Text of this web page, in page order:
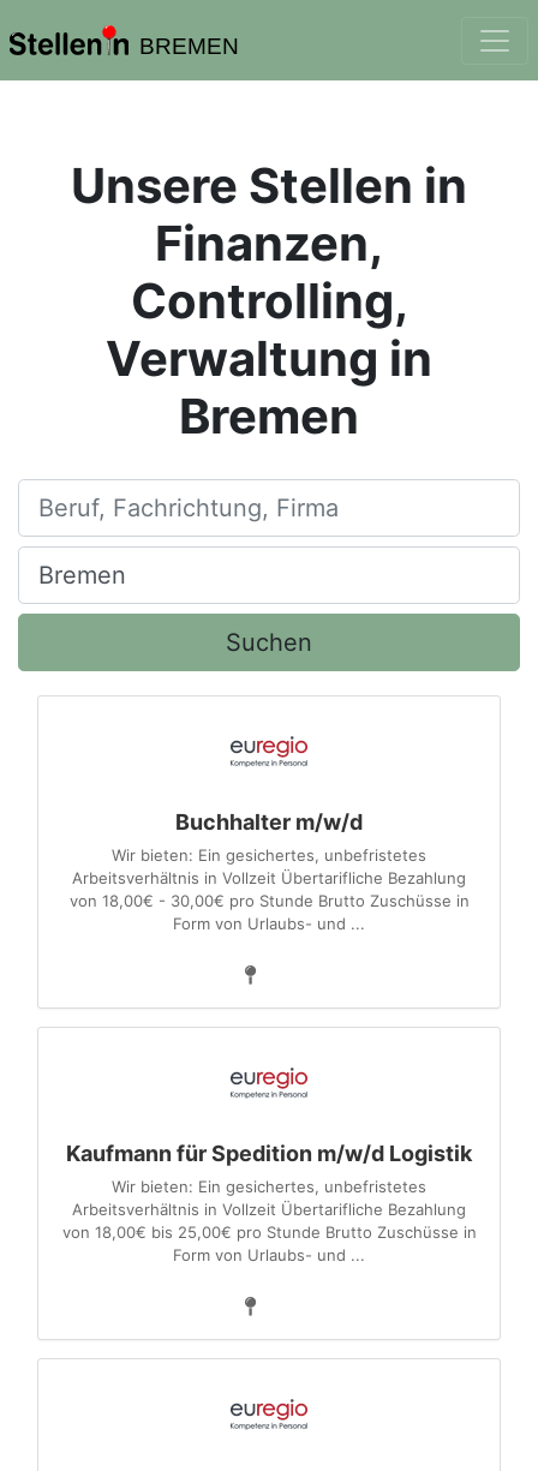
BREMEN
Unsere Stellen in
Finanzen,
Controlling,
Verwaltung in
Bremen
Beruf, Fachrichtung, Firma
Ort, Stadt
Suchen
Buchhalter m/w/d
Wir bieten: Ein gesichertes, unbefristetes
Arbeitsverhältnis in Vollzeit Übertarifliche Bezahlung
von 18,00€ - 30,00€ pro Stunde Brutto Zuschüsse in
Form von Urlaubs- und ...
Kaufmann für Spedition m/w/d Logistik
Wir bieten: Ein gesichertes, unbefristetes
Arbeitsverhältnis in Vollzeit Übertarifliche Bezahlung
von 18,00€ bis 25,00€ pro Stunde Brutto Zuschüsse in
Form von Urlaubs- und ...